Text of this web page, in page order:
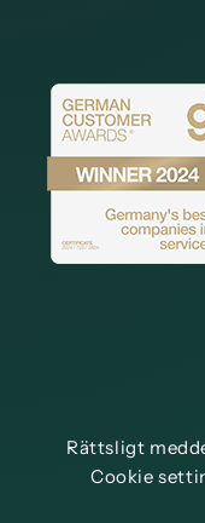
Rättsligt
Cookie